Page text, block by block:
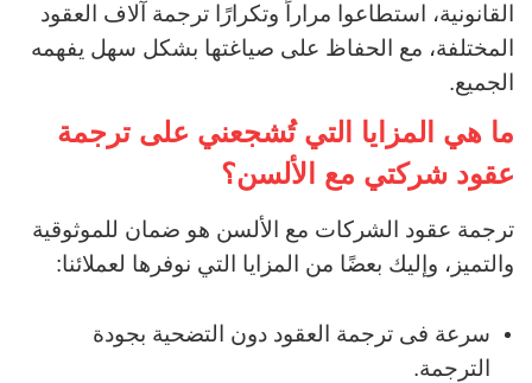
القانونية، استطاعوا مراراً وتكرارًا ترجمة آلاف العقود
المختلفة، مع الحفاظ على صياغتها بشكل سهل يفهمه
الجميع.
ما هي المزايا التي تُشجعني على ترجمة
عقود شركتي مع الألسن؟
ترجمة عقود الشركات مع الألسن هو ضمان للموثوقية
والتميز، وإليك بعضًا من المزايا التي نوفرها لعملائنا:
سرعة فى ترجمة العقود دون التضحية بجودة
الترجمة.